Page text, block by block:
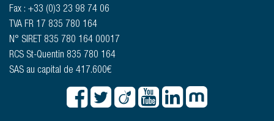
Fax : +33 (0)3 23 98 74 06
TVA FR 17 835 780 164
N° SIRET 835 780 164 00017
RCS St-Quentin 835 780 164
SAS au capital de 417.600€